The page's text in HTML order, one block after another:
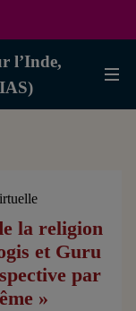
l’Inde,
la religion
et Guru
par
»